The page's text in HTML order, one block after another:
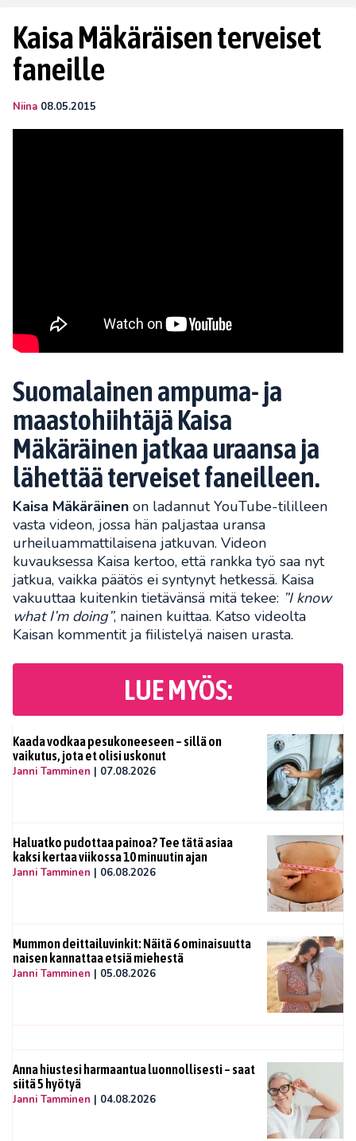
Kaisa Mäkäräisen terveiset
faneille
Niina 08.05.2015
Suomalainen ampuma- ja
maastohiihtäjä Kaisa
Mäkäräinen jatkaa uraansa ja
lähettää terveiset faneilleen.
Kaisa Mäkäräinen on ladannut YouTube-tililleen
vasta videon, jossa hän paljastaa uransa
urheiluammattilaisena jatkuvan. Videon
kuvauksessa Kaisa kertoo, että rankka työ saa nyt
jatkua, vaikka päätös ei syntynyt hetkessä. Kaisa
vakuuttaa kuitenkin tietävänsä mitä tekee: ”I know
what I’m doing”, nainen kuittaa. Katso videolta
Kaisan kommentit ja fiilistelyä naisen urasta.
LUE MYÖS:
Kaada vodkaa pesukoneeseen – sillä on
vaikutus, jota et olisi uskonut
Janni Tamminen | 07.08.2026
Haluatko pudottaa painoa? Tee tätä asiaa
kaksi kertaa viikossa 10 minuutin ajan
Janni Tamminen | 06.08.2026
Mummon deittailuvinkit: Näitä 6 ominaisuutta
naisen kannattaa etsiä miehestä
Janni Tamminen | 05.08.2026
Anna hiustesi harmaantua luonnollisesti – saat
siitä 5 hyötyä
Janni Tamminen | 04.08.2026